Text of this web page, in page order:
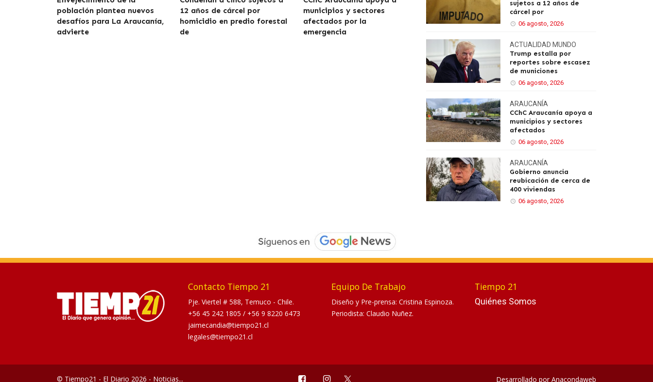
población plantea nuevos
desafíos para La Araucanía,
advierte
12 años de cárcel por
homicidio en predio forestal
de
municipios y sectores
afectados por la
emergencia
sujetos a 12 años de
cárcel por
06 agosto, 2026
ACTUALIDAD MUNDO
Trump estalla por
reportes sobre escasez
de municiones
06 agosto, 2026
ARAUCANÍA
CChC Araucanía apoya a
municipios y sectores
afectados
06 agosto, 2026
ARAUCANÍA
Gobierno anuncia
reubicación de cerca de
400 viviendas
06 agosto, 2026
Contacto Tiempo 21
Pje. Viertel # 588, Temuco - Chile.
+56 45 242 1805 / +56 9 8220 6473
jaimecandia@tiempo21.cl
legales@tiempo21.cl
Equipo De Trabajo
Diseño y Pre-prensa: Cristina Espinoza.
Periodista: Claudio Nuñez.
Tiempo 21
Quiénes Somos
© Tiempo21 - El Diario 2026 - Noticias... Desarrollado por Anacondaweb